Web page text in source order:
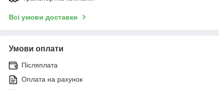
Всі умови доставки
Умови оплати
Післяплата
Оплата на рахунок